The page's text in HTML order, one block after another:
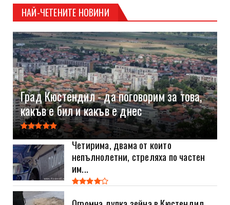
НАЙ-ЧЕТЕНИТЕ НОВИНИ
Град Кюстендил - да поговорим за това,
какъв е бил и какъв е днес
Четирима, двама от които
непълнолетни, стреляха по частен
им...